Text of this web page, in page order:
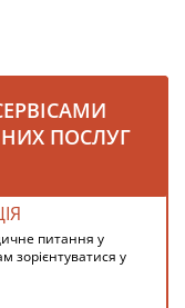
ПОСЛУГ
питання у
зорієнтуватися у